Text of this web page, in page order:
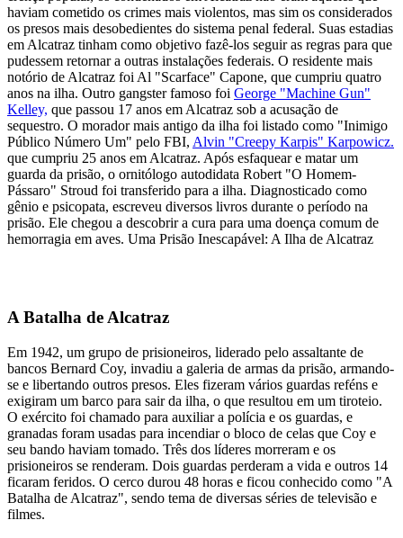
haviam cometido os crimes mais violentos, mas sim os considerados
os presos mais desobedientes do sistema penal federal. Suas estadias
em Alcatraz tinham como objetivo fazê-los seguir as regras para que
pudessem retornar a outras instalações federais. O residente mais
notório de Alcatraz foi Al "Scarface" Capone, que cumpriu quatro
anos na ilha. Outro gangster famoso foi George "Machine Gun"
Kelley, que passou 17 anos em Alcatraz sob a acusação de
sequestro. O morador mais antigo da ilha foi listado como "Inimigo
Público Número Um" pelo FBI, Alvin "Creepy Karpis" Karpowicz.
que cumpriu 25 anos em Alcatraz. Após esfaquear e matar um
guarda da prisão, o ornitólogo autodidata Robert "O Homem-
Pássaro" Stroud foi transferido para a ilha. Diagnosticado como
gênio e psicopata, escreveu diversos livros durante o período na
prisão. Ele chegou a descobrir a cura para uma doença comum de
hemorragia em aves. Uma Prisão Inescapável: A Ilha de Alcatraz
A Batalha de Alcatraz
Em 1942, um grupo de prisioneiros, liderado pelo assaltante de
bancos Bernard Coy, invadiu a galeria de armas da prisão, armando-
se e libertando outros presos. Eles fizeram vários guardas reféns e
exigiram um barco para sair da ilha, o que resultou em um tiroteio.
O exército foi chamado para auxiliar a polícia e os guardas, e
granadas foram usadas para incendiar o bloco de celas que Coy e
seu bando haviam tomado. Três dos líderes morreram e os
prisioneiros se renderam. Dois guardas perderam a vida e outros 14
ficaram feridos. O cerco durou 48 horas e ficou conhecido como "A
Batalha de Alcatraz", sendo tema de diversas séries de televisão e
filmes.